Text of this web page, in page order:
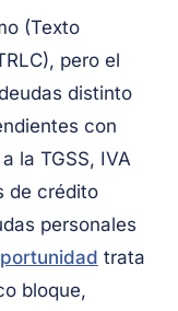
(Texto
pero el
distinto
con
la TGSS, IVA
de crédito
personales
trata
bloque,